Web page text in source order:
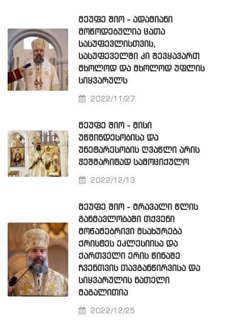
ᲛᲔᲣᲤᲔ ᲨᲘᲝ - ᲐᲓᲐᲛᲘᲐᲜᲘ
ᲛᲝᲬᲝᲓᲔᲑᲣᲚᲘᲐ ᲪᲐᲗᲐ
ᲡᲐᲡᲣᲤᲔᲕᲚᲘᲡᲗᲕᲘᲡ,
ᲡᲐᲡᲣᲤᲔᲕᲔᲚᲨᲘ ᲙᲘ ᲨᲔᲕᲧᲐᲕᲐᲠᲗ
ᲛᲮᲝᲚᲝᲓ ᲓᲐ ᲛᲮᲝᲚᲝᲓ ᲣᲤᲚᲘᲡ
ᲡᲘᲧᲕᲐᲠᲣᲚᲡ
2022/11/27
ᲛᲔᲣᲤᲔ ᲨᲘᲝ - ᲛᲘᲡᲘ
ᲣᲬᲛᲘᲜᲓᲔᲡᲝᲑᲘᲡᲐ ᲓᲐ
ᲣᲜᲔᲢᲐᲠᲔᲡᲝᲑᲘᲡ ᲦᲕᲐᲬᲚᲘ ᲐᲠᲘᲡ
ᲭᲔᲨᲛᲐᲠᲘᲢᲐᲓ ᲡᲐᲛᲝᲪᲘᲥᲣᲚᲝ
2022/12/13
ᲛᲔᲣᲤᲔ ᲨᲘᲝ - ᲛᲠᲐᲕᲐᲚᲘ ᲬᲚᲘᲡ
ᲒᲐᲜᲛᲐᲕᲚᲝᲑᲐᲨᲘ ᲗᲥᲕᲔᲜᲘ
ᲛᲝᲬᲐᲛᲔᲑᲠᲘᲕᲘ ᲛᲡᲐᲮᲣᲠᲔᲑᲐ
ᲥᲠᲘᲡᲢᲔᲡ ᲔᲙᲚᲔᲡᲘᲘᲡᲐ ᲓᲐ
ᲥᲐᲠᲗᲕᲔᲚᲘ ᲔᲠᲘᲡ ᲬᲘᲜᲐᲨᲔ
ᲩᲕᲔᲜᲗᲕᲘᲡ ᲗᲐᲕᲒᲐᲜᲬᲘᲠᲕᲘᲡᲐ ᲓᲐ
ᲡᲘᲧᲕᲐᲠᲣᲚᲘᲡ ᲜᲐᲗᲔᲚᲘ
ᲛᲐᲒᲐᲚᲘᲗᲘᲐ
2022/12/25